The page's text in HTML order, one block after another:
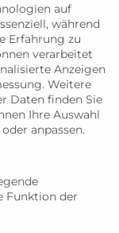
auf
während
Erfahrung zu
verarbeitet
Anzeigen
Weitere
Daten finden Sie
Ihre Auswahl
anpassen.
Funktion der